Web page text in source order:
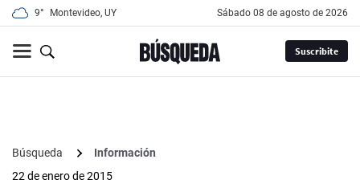
9° Montevideo, UY sábado 08 de agosto de 2026
Suscribite
Búsqueda
Información
22 de enero de 2015